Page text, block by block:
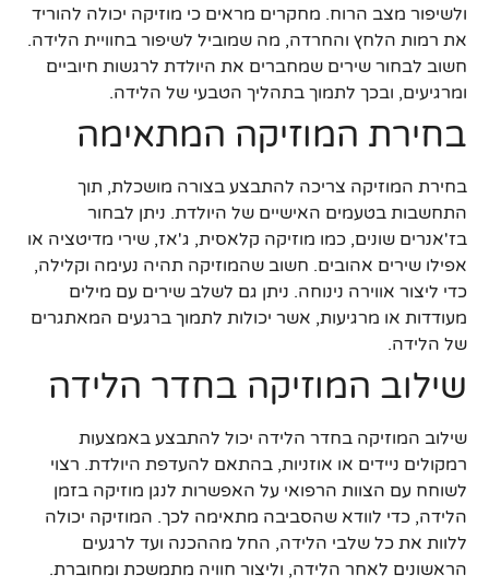
ולשיפור מצב הרוח. מחקרים מראים כי מוזיקה יכולה להוריד
את רמות הלחץ והחרדה, מה שמוביל לשיפור בחוויית הלידה.
חשוב לבחור שירים שמחברים את היולדת לרגשות חיוביים
ומרגיעים, ובכך לתמוך בתהליך הטבעי של הלידה.
בחירת המוזיקה המתאימה
בחירת המוזיקה צריכה להתבצע בצורה מושכלת, תוך
התחשבות בטעמים האישיים של היולדת. ניתן לבחור
בז'אנרים שונים, כמו מוזיקה קלאסית, ג'אז, שירי מדיטציה או
אפילו שירים אהובים. חשוב שהמוזיקה תהיה נעימה וקלילה,
כדי ליצור אווירה נינוחה. ניתן גם לשלב שירים עם מילים
מעודדות או מרגיעות, אשר יכולות לתמוך ברגעים המאתגרים
של הלידה.
שילוב המוזיקה בחדר הלידה
שילוב המוזיקה בחדר הלידה יכול להתבצע באמצעות
רמקולים ניידים או אוזניות, בהתאם להעדפת היולדת. רצוי
לשוחח עם הצוות הרפואי על האפשרות לנגן מוזיקה בזמן
הלידה, כדי לוודא שהסביבה מתאימה לכך. המוזיקה יכולה
ללוות את כל שלבי הלידה, החל מההכנה ועד לרגעים
הראשונים לאחר הלידה, וליצור חוויה מתמשכת ומחוברת.